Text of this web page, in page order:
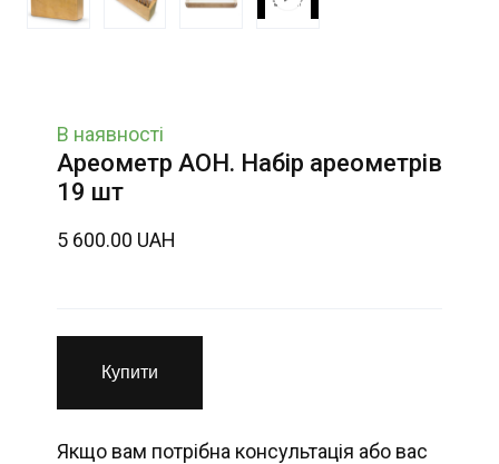
В наявності
Ареометр АОН. Набір ареометрів
19 шт
5 600.00 UAH
Купити
Якщо вам потрібна консультація або вас